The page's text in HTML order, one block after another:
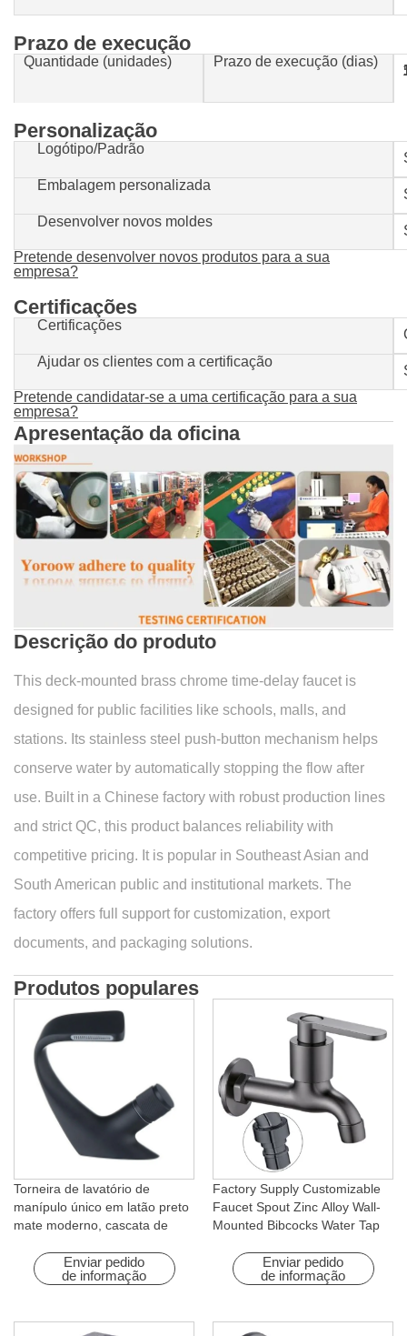
Prazo de execução
Quantidade (unidades)
1-500
Prazo de execução (dias)
Personalização
Logótipo/Padrão
Embalagem personalizada
Desenvolver novos moldes
Pretende desenvolver novos produtos para a sua
empresa?
Certificações
Certificações
Ajudar os clientes com a certificação
Pretende candidatar-se a uma certificação para a sua
empresa?
Apresentação da oficina
Descrição do produto
This deck-mounted brass chrome time-delay faucet is
designed for public facilities like schools, malls, and
stations. Its stainless steel push-button mechanism helps
conserve water by automatically stopping the flow after
use. Built in a Chinese factory with robust production lines
and strict QC, this product balances reliability with
competitive pricing. It is popular in Southeast Asian and
South American public and institutional markets. The
factory offers full support for customization, export
documents, and packaging solutions.
Produtos populares
Torneira de lavatório de
manípulo único em latão preto
mate moderno, cascata de
rotativa para hotéis e
apartamentos
Enviar pedido
de informação
Factory Supply Customizable
Faucet Spout Zinc Alloy Wall-
Mounted Bibcocks Water Tap
Enviar pedido
de informação